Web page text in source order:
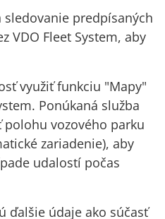
predpísaných
VDO Fleet System, aby
využiť funkciu "Mapy"
Ponúkaná služba
vozového parku
zariadenie), aby
udalostí počas
ďalšie údaje ako súčasť